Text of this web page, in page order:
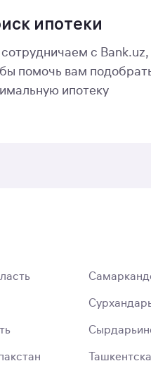
ипотеки
с Bank.uz,
помочь вам
ипотеку